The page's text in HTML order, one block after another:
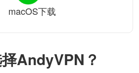
AndyVPN？
macOS下载